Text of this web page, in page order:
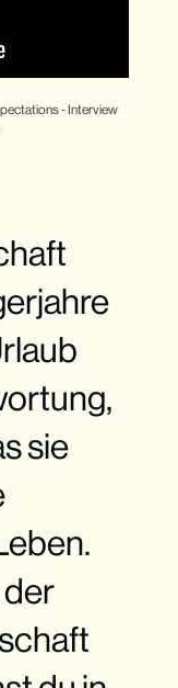
- Interview
sie
der